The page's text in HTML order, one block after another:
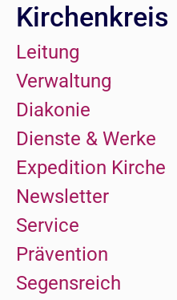
Kirchenkreis
Leitung
Verwaltung
Diakonie
Dienste & Werke
Expedition Kirche
Newsletter
Service
Prävention
Segensreich